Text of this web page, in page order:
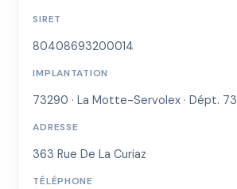
SIRET
80408693200014
IMPLANTATION
73290 · La Motte-Servolex · Dépt. 73
ADRESSE
363 Rue De La Curiaz
TÉLÉPHONE